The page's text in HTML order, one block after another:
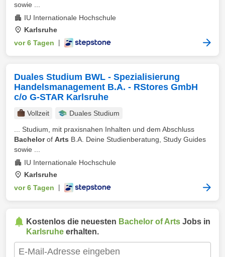
sowie ...
IU Internationale Hochschule
Karlsruhe
vor 6 Tagen
Duales Studium BWL - Spezialisierung
Handelsmanagement B.A. - RStores GmbH
c/o G-STAR Karlsruhe
Vollzeit
Duales Studium
... Studium, mit praxisnahen Inhalten und dem Abschluss
Bachelorof Arts B.A. Deine Studienberatung, Study Guides
sowie ...
IU Internationale Hochschule
Karlsruhe
vor 6 Tagen
Kostenlos die neuesten Bachelor of Arts Jobs in
Karlsruhe erhalten.